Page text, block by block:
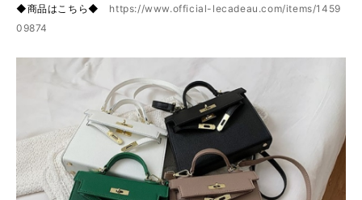
◆商品はこちら◆ https://www.official-lecadeau.com/items/1459
09874